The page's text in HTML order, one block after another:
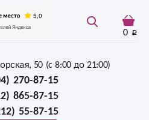
0
50 (c 8:00 до 21:00)
270-87-15
865-87-15
55-87-15